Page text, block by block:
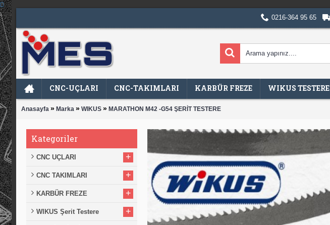
0216-364 95 65
CNC-UÇLARI CNC-TAKIMLARI KARBÜR FREZE WIKUS TESTERE
Anasayfa » Marka » WIKUS » MARATHON M42 -G54 ŞERİT TESTERE
Kategoriler
CNC UÇLARI +
CNC TAKIMLARI +
KARBÜR FREZE +
WIKUS Şerit Testere +